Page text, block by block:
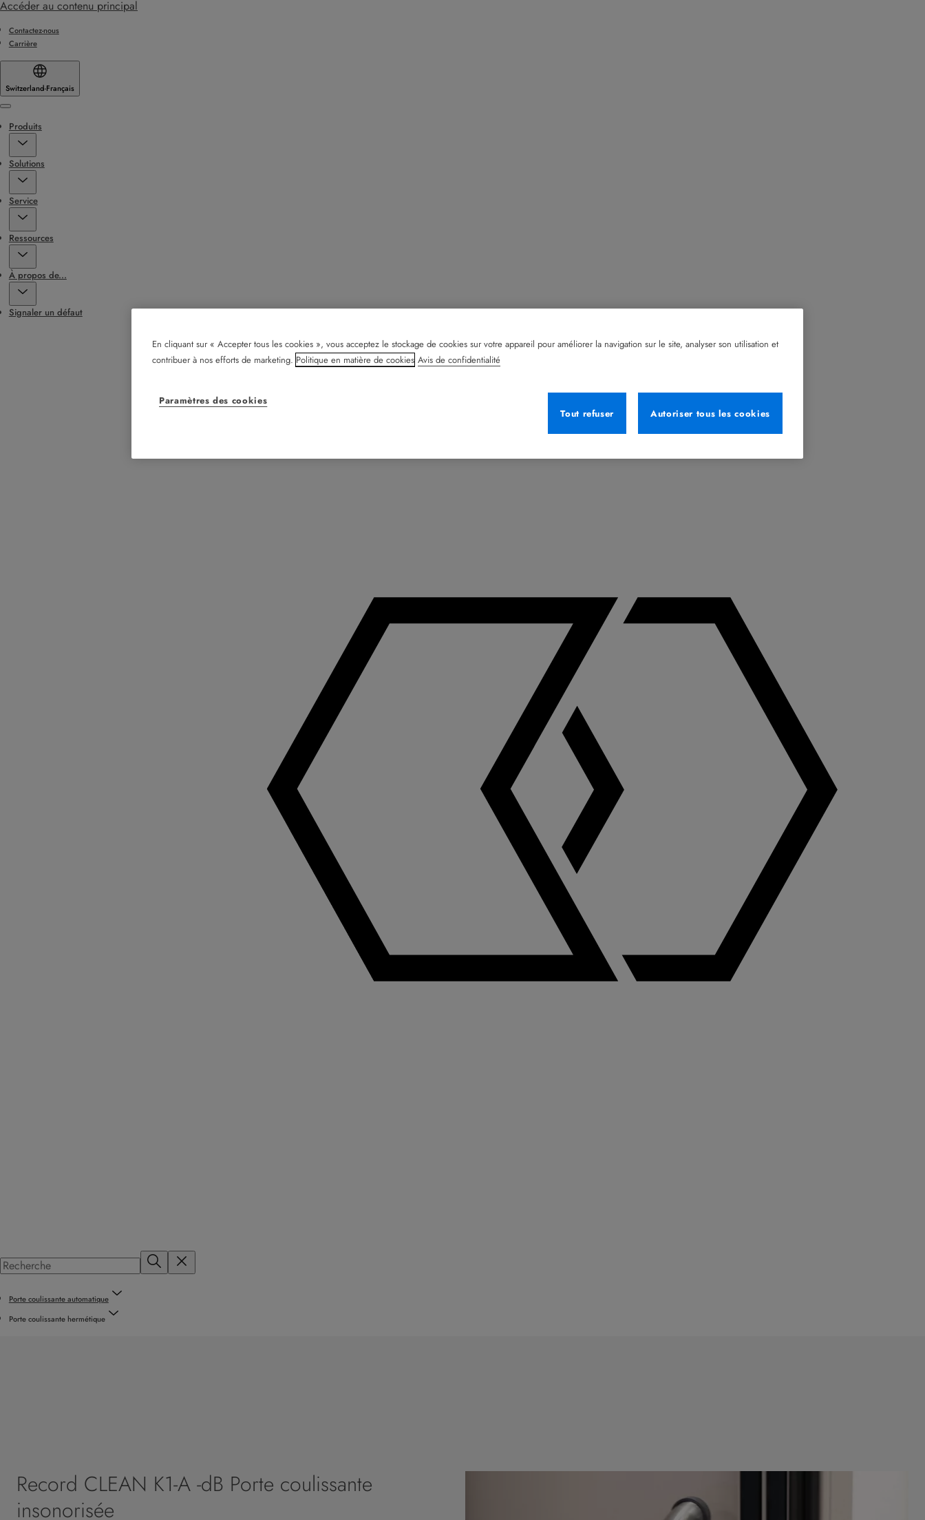
Accéder au contenu principal
Contactez-nous
Carrière
Switzerland·Français
Menu
Produits
Solutions
Service
Ressources
À propos de...
Signaler un défaut
Porte coulissante automatique
Porte coulissante hermétique
Record CLEAN K1-A -dB Porte coulissante
insonorisée
En cliquant sur « Accepter tous les cookies », vous acceptez le stockage de cookies sur votre appareil pour améliorer la navigation sur le site, analyser son utilisation et
contribuer à nos efforts de marketing. Politique en matière de cookies Avis de confidentialité
Paramètres des cookies
Tout refuser
Autoriser tous les cookies